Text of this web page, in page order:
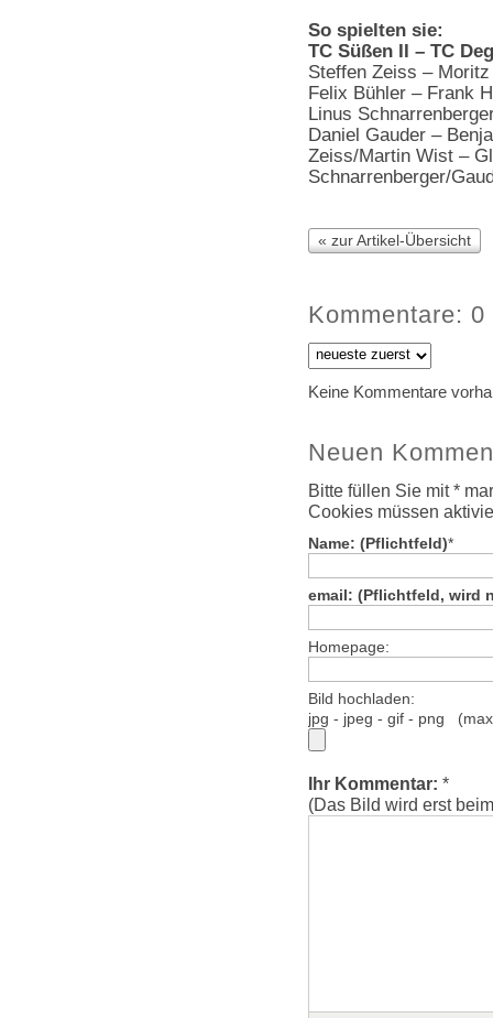
So spielten sie:
TC Süßen II – TC
Steffen Zeiss –
Felix Bühler – Frank
Linus
Daniel Gauder –
Zeiss/Martin Wist –
Schnarrenberger/
« zur Artikel-Übersicht
Kommentare: 0
Keine Kommentare
Neuen
Bitte füllen Sie mit *
Cookies müssen
Name: (Pflichtfeld)*
email: (Pflichtfeld, wird
Homepage:
Bild hochladen:
jpg - jpeg - gif - png
Ihr Kommentar: *
(Das Bild wird erst